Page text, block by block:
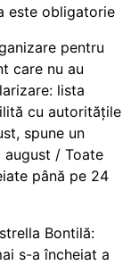
este obligatorie
pentru
care nu au
lista
cu autoritățile
spune un
august / Toate
până pe 24
Bontilă:
s-a încheiat a